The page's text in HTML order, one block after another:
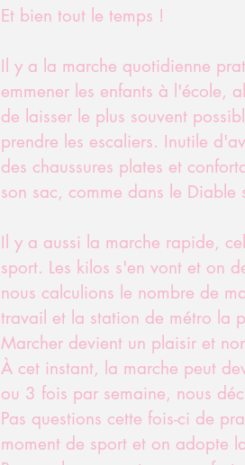
Et bien tout le temps !
Il y a la marche quotidienne
emmener les enfants à l'école,
de laisser le plus souvent
prendre les escaliers. Inutile
des chaussures plates et
son sac, comme dans le Diable
Il y a aussi la marche rapide,
sport. Les kilos s'en vont et on
nous calculions le nombre de
travail et la station de métro la
Marcher devient un plaisir et
À cet instant, la marche peut
ou 3 fois par semaine, nous
Pas questions cette fois-ci de
moment de sport et on adopte